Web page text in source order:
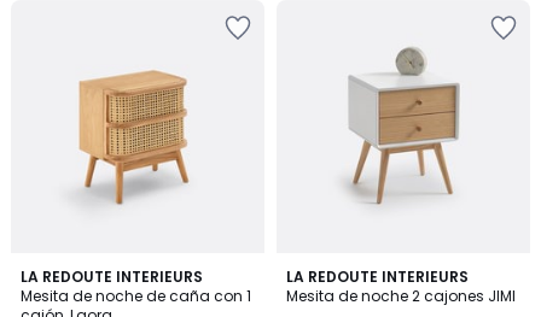
LA REDOUTE INTERIEURS
Mesita de noche de caña con 1
4,3
/ 5
2
Colores
LA REDOUTE INTERIEURS
Mesita de noche 2 cajones JIMI
4,3
/ 5